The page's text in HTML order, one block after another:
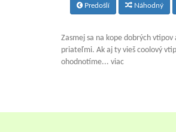
Predošlí Náhodný
Zasmej sa na kope dobrých
priateľmi. Ak aj ty vieš coolový
ohodnotíme... viac